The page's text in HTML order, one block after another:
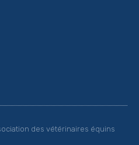
des vétérinaires équins